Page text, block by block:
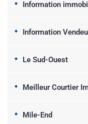
Information
Information
Le Sud-Ouest
Meilleur Courtier
Mile-End